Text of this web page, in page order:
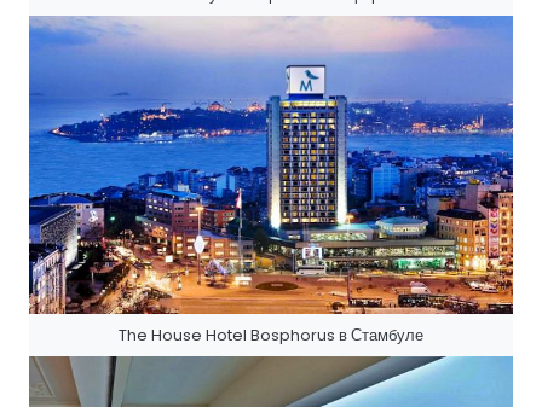
The House Hotel Bosphorus в Стамбуле